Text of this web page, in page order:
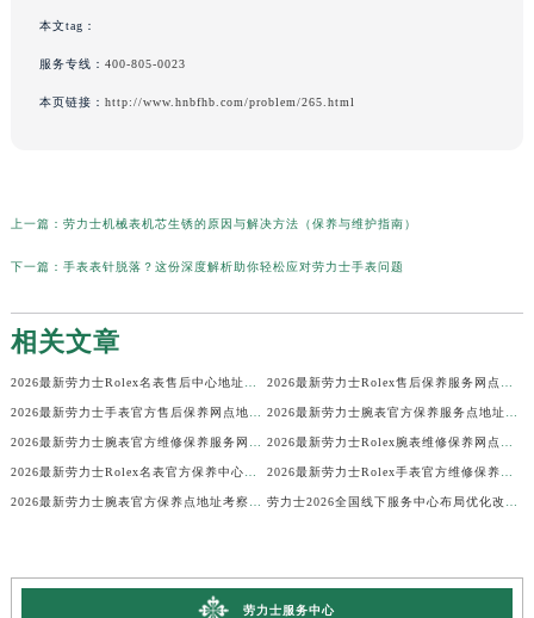
本文tag：
服务专线： 400-805-0023
本页链接： http://www.hnbfhb.com/problem/265.html
上一篇： 劳力士机械表机芯生锈的原因与解决方法（保养与维护指南）
下一篇： 手表表针脱落？这份深度解析助你轻松应对劳力士手表问题
相关文章
劳力士服务中心